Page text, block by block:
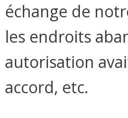
échange de
les endroits
autorisation
accord, etc.